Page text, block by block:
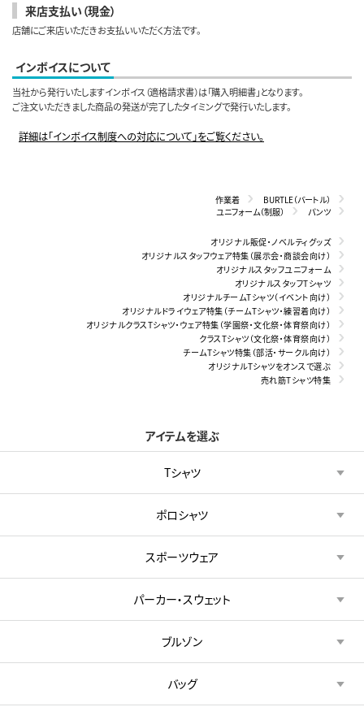
来店支払い（現金）
店舗にご来店いただきお支払いいただく方法です。
インボイスについて
当社から発行いたしますインボイス（適格請求書）は「購入明細書」となります。
ご注文いただきました商品の発送が完了したタイミングで発行いたします。
詳細は「インボイス制度への対応について」をご覧ください。
作業着
BURTLE（バートル）
ユニフォーム（制服）
パンツ
オリジナル販促・ノベルティグッズ
オリジナルスタッフウェア特集（展示会・商談会向け）
オリジナルスタッフユニフォーム
オリジナルスタッフTシャツ
オリジナルチームTシャツ（イベント向け）
オリジナルドライウェア特集（チームTシャツ・練習着向け）
オリジナルクラスTシャツ・ウェア特集（学園祭・文化祭・体育祭向け）
クラスTシャツ（文化祭・体育祭向け）
チームTシャツ特集（部活・サークル向け）
オリジナルTシャツをオンスで選ぶ
売れ筋Tシャツ特集
アイテムを選ぶ
Tシャツ
ポロシャツ
スポーツウェア
パーカー・スウェット
ブルゾン
バッグ